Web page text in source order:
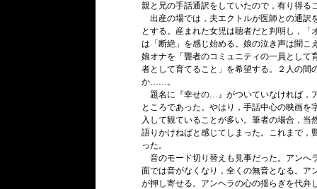
親と兄の手話通訳をしていたので，有り得る
出産の場では，夫エクトルが医師との通訳
とする。産まれた女児は聴者だと判明し，
は「断絶」を感じ始める。娘の泣き声は聞こ
娘オナを「聾者のコミュニティの一員として
者として育てること」を希望する。２人の間
か……。
題名に『幸せの…』がついていなければ，
ところであった。やはり，手話中心の映画
入して観ていることが多い。筆者の場合，
語りかけねばと感じてしまった。これまで，
った。
音のモード切り替えも見事だった。アンへ
面では音がなくなり，全くの無音となる。ア
が押し寄せる。アンヘラの心の揺らぎを代弁